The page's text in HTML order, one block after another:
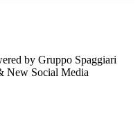
by Gruppo Spaggiari
New Social Media